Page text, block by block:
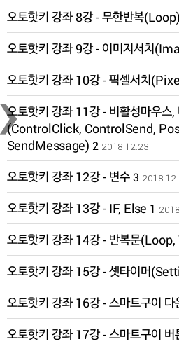
오토핫키 강좌 8강 - 무한반복(Loop)
오토핫키 강좌 9강 - 이미지서치
오토핫키 강좌 10강 - 픽셀서치
오토핫키 강좌 11강 - 비활성마우스,
(ControlClick, ControlSend,
SendMessage) 2 2018.12.23
오토핫키 강좌 12강 - 변수3
오토핫키 강좌 13강 - IF, Else 1
오토핫키 강좌 14강 - 반복문
오토핫키 강좌 15강 - 셋타이머
오토핫키 강좌 16강 - 스마트구이 다
오토핫키 강좌 17강 - 스마트구이 버